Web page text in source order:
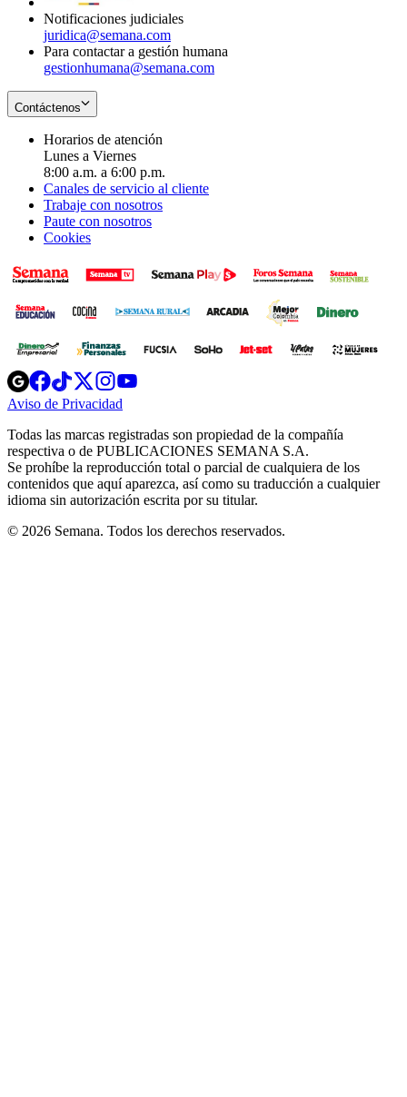
Notificaciones judiciales
juridica@semana.com
Para contactar a gestión humana
gestionhumana@semana.com
Contáctenos
Horarios de atención
Lunes a Viernes
8:00 a.m. a 6:00 p.m.
Canales de servicio al cliente
Trabaje con nosotros
Paute con nosotros
Cookies
Opens
in
new
Opens
in
new
Opens
in
new
window
Opens
new
windowwindow
Aviso de Privacidad
new
window
Todas las marcas registradas son propiedad de la compañía
respectiva o de PUBLICACIONES SEMANA S.A.
Se prohíbe la reproducción total o parcial de cualquiera de los
contenidos que aquí aparezca, así como su traducción a cualquier
idioma sin autorización escrita por su titular.
© 2026 Semana. Todos los derechos reservados.